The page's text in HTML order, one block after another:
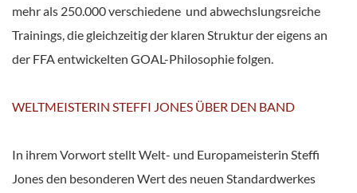
mehr als 250.000 verschiedene und abwechslungsreiche
Trainings, die gleichzeitig der klaren Struktur der eigens an
der FFA entwickelten GOAL-Philosophie folgen.
WELTMEISTERIN STEFFI JONES ÜBER DEN BAND
In ihrem Vorwort stellt Welt- und Europameisterin Steffi
Jones den besonderen Wert des neuen Standardwerkes